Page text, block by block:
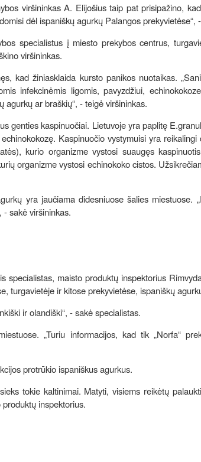
viršininkas A. Elijošius taip pat prisipažino,
dėl ispaniškų agurkų Palangos prekyvietėse“,
specialistus į miesto prekybos centrus,
viršininkas.
kad žiniasklaida kursto panikos nuotaikas.
infekcinėmis ligomis, pavyzdžiui,
agurkų ar braškių“, - teigė viršininkas.
genties kaspinuočiai. Lietuvoje yra paplitę
Kaspinuočio vystymuisi yra reikalingi
kurio organizme vystosi suaugęs
organizme vystosi echinokoko cistos.
yra jaučiama didesniuose šalies miestuose.
- sakė viršininkas.
specialistas, maisto produktų inspektorius
turgavietėje ir kitose prekyvietėse, ispaniškų
ir olandiški“, - sakė specialistas.
„Turiu informacijos, kad tik „Norfa“
protrūkio ispaniškus agurkus.
tokie kaltinimai. Matyti, visiems reikėtų
inspektorius.